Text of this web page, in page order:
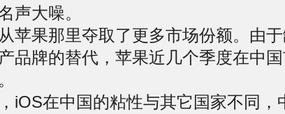
声大噪。
果那里夺取了更多市场份额。由于
品牌的替代，苹果近几个季度在中
在中国的粘性与其它国家不同，